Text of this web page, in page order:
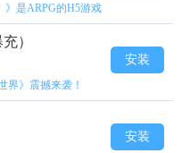
》是ARPG的H5游戏
）
界》震撼来袭！
安装
安装